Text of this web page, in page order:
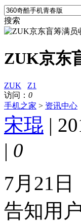
搜索
ZUK京东
ZUK
Z1
访问： 0
手机之家 > 资讯中心
宋琨 |
| 0
7月21
告知用